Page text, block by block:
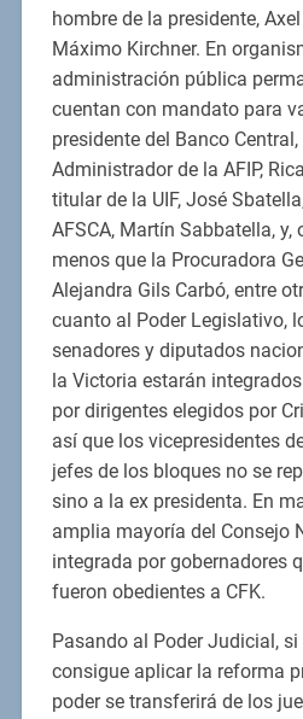
hombre de la presidente,
Máximo Kirchner. En
administración pública
cuentan con mandato para
presidente del Banco
Administrador de la AFIP,
titular de la UIF, José
AFSCA, Martín Sabbatella, y,
menos que la Procuradora
Alejandra Gils Carbó, entre
cuanto al Poder Legislativo,
senadores y diputados
la Victoria estarán
por dirigentes elegidos por
así que los vicepresidentes
jefes de los bloques no se
sino a la ex presidenta. En
amplia mayoría del Consejo
integrada por gobernadores
fueron obedientes a CFK.
Pasando al Poder Judicial,
consigue aplicar la reforma
poder se transferirá de los